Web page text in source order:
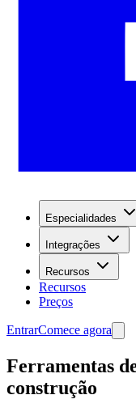
Especialidades
Integrações
Recursos
Recursos
Preços
EntrarComece agora
Ferramentas
construção